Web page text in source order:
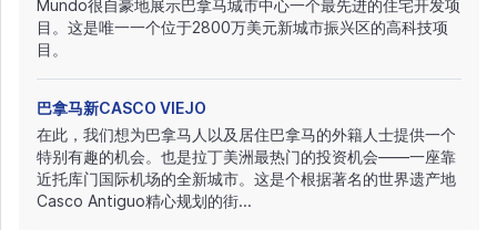
Mundo很自豪地展示巴拿马城市中心一个最先进的住宅开发项
目。这是唯一一个位于2800万美元新城市振兴区的高科技项
目。
巴拿马新CASCO VIEJO
在此，我们想为巴拿马人以及居住巴拿马的外籍人士提供一个
特别有趣的机会。也是拉丁美洲最热门的投资机会——一座靠
近托库门国际机场的全新城市。这是个根据著名的世界遗产地
Casco Antiguo精心规划的街...